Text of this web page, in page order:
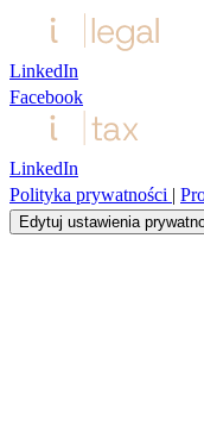
LinkedIn
Facebook
LinkedIn
Polityka prywatności |
Edytuj ustawienia